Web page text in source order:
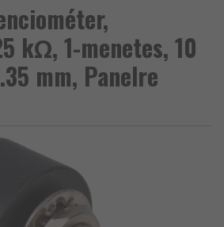
kΩ, 1-menetes, 10
mm, Panelre